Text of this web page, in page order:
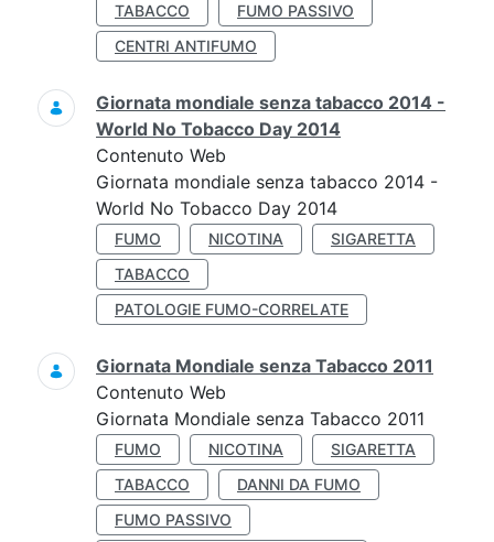
TABACCO
FUMO PASSIVO
CENTRI ANTIFUMO
Giornata mondiale senza tabacco 2014 -
World No Tobacco Day 2014
Contenuto Web
Giornata mondiale senza tabacco 2014 -
World No Tobacco Day 2014
FUMO NICOTINA
SIGARETTA
TABACCO
PATOLOGIE FUMO-CORRELATE
Giornata Mondiale senza Tabacco 2011
Contenuto Web
Giornata Mondiale senza Tabacco 2011
FUMO NICOTINA
SIGARETTA
TABACCO
DANNI DA FUMO
FUMO PASSIVO